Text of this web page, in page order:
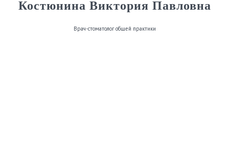
Костюнина Виктория Павловна
Врач-стоматолог общей практики